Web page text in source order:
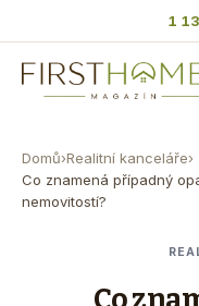
1
Domů›Realitní kanceláře›
Co znamená případný
nemovitostí?